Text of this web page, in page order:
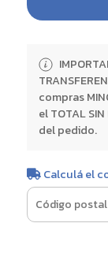
compras
el TOTAL
del pedido.
Calculá el